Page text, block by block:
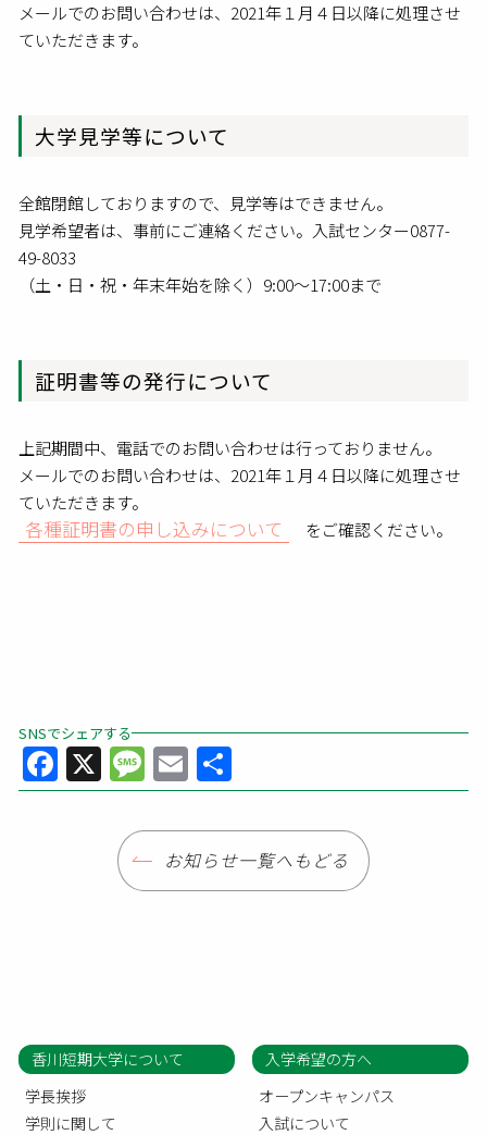
メールでのお問い合わせは、2021年１月４日以降に処理させ
ていただきます。
大学見学等について
全館閉館しておりますので、見学等はできません。
見学希望者は、事前にご連絡ください。入試センター0877-
49-8033
（土・日・祝・年末年始を除く）9:00～17:00まで
証明書等の発行について
上記期間中、電話でのお問い合わせは行っておりません。
メールでのお問い合わせは、2021年１月４日以降に処理させ
ていただきます。
各種証明書の申し込みについて をご確認ください。
SNSでシェアする
Facebook
X Message
Email
有
お知らせ一覧へもどる
香川短期大学について
学長挨拶
学則に関して
入学希望の方へ
オープンキャンパス
入試について